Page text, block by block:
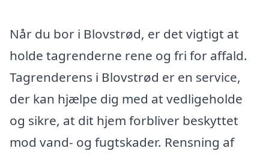
Når du bor i Blovstrød, er det vigtigt at
holde tagrenderne rene og fri for affald.
Tagrenderens i Blovstrød er en service,
der kan hjælpe dig med at vedligeholde
og sikre, at dit hjem forbliver beskyttet
mod vand- og fugtskader. Rensning af